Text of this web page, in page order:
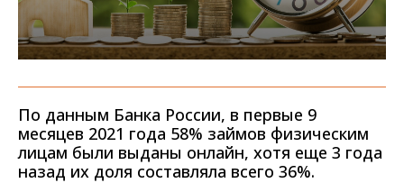
По данным Банка России, в первые 9
месяцев 2021 года 58% займов физическим
лицам были выданы онлайн, хотя еще 3 года
назад их доля составляла всего 36%.